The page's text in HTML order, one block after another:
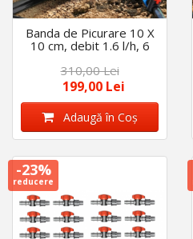
Banda de Picurare 10 X
10 cm, debit 1.6 l/h, 6
500 m/rola, cu DUZE
310,00 Lei
199,00 Lei
Adaugă în Coş
-23%
reducere